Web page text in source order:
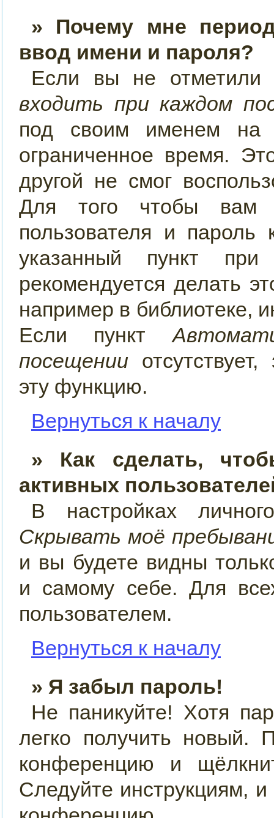
» Почему мне
ввод имени и пароля?
Если вы не
входить при каждом
под своим именем на
ограниченное время.
другой не смог
Для того чтобы вам
пользователя и
указанный пункт
рекомендуется делать
например в библиотеке,
Если пункт
посещении
эту функцию.
Вернуться к началу
» Как сделать,
активных
В настройках
Скрывать моё
и вы будете видны
и самому себе. Для
пользователем.
Вернуться к началу
» Я забыл пароль!
Не паникуйте! Хотя
легко получить новый.
конференцию и
Следуйте инструкциям,